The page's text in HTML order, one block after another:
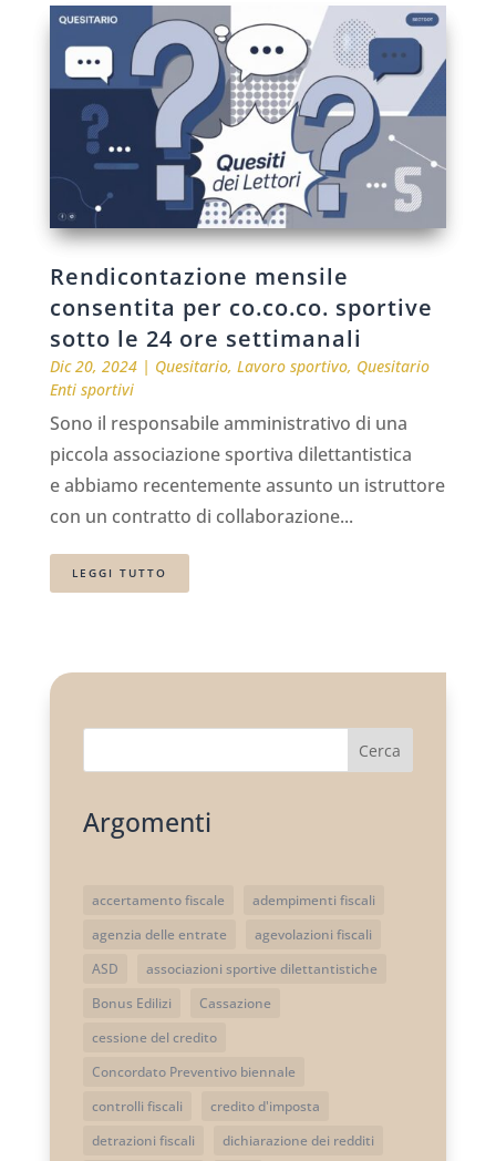
Rendicontazione mensile
consentita per co.co.co. sportive
sotto le 24 ore settimanali
Dic 20, 2024| Quesitario, Lavoro sportivo, Quesitario
Enti sportivi
Sono il responsabile amministrativo di una
piccola associazione sportiva dilettantistica
e abbiamo recentemente assunto un istruttore
con un contratto di collaborazione...
LEGGI TUTTO
Cerca
Argomenti
accertamento fiscale
adempimenti fiscali
agenzia delle entrate
agevolazioni fiscali
ASD
associazioni sportive dilettantistiche
Bonus Edilizi
Cassazione
cessione del credito
Concordato Preventivo biennale
controlli fiscali
credito d'imposta
detrazioni fiscali
dichiarazione dei redditi